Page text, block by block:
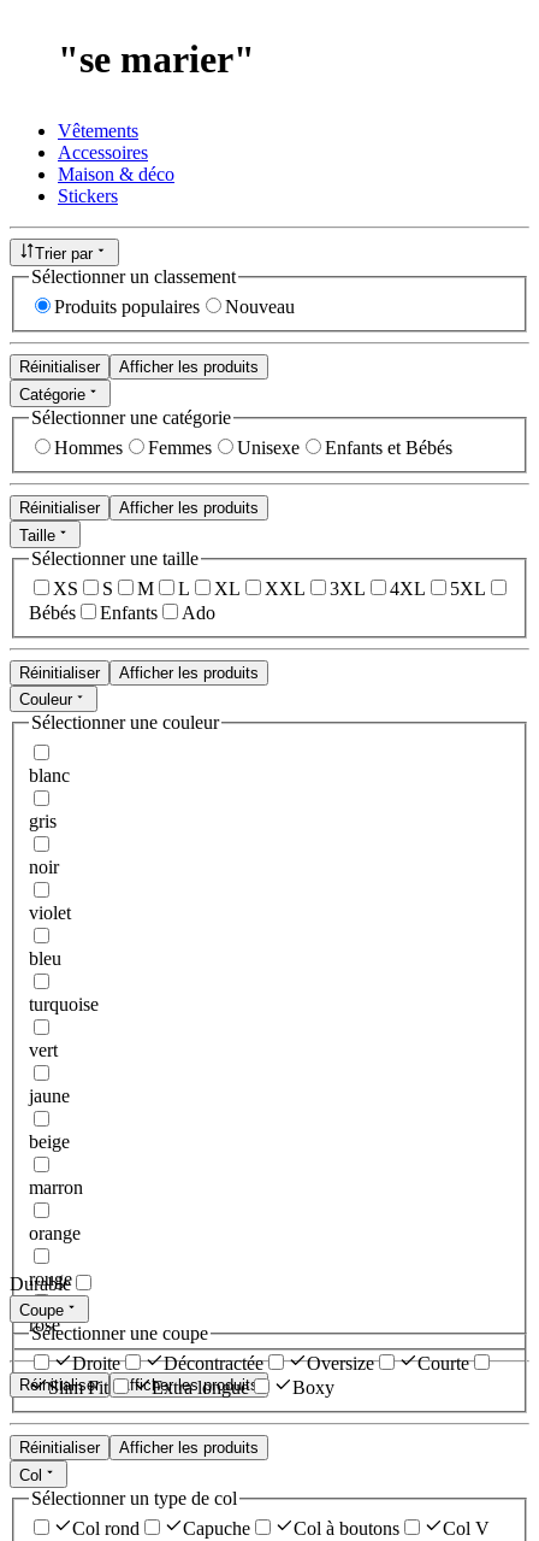
"se marier"
Vêtements
Accessoires
Maison & déco
Stickers
Trier par
Sélectionner un classement
Produits populaires
Nouveau
Réinitialiser
Afficher les produits
Catégorie
Sélectionner une catégorie
Hommes
Femmes Unisexe Enfants et Bébés
Réinitialiser
Afficher les produits
Taille
Sélectionner une taille
XS
S M L XL XXL 3XL 4XL
5XL
Bébés
Enfants Ado
Réinitialiser
Afficher les produits
Couleur
Sélectionner une couleur
blanc
gris
noir
violet
bleu
turquoise
vert
jaune
beige
marron
orange
rouge
rose
Réinitialiser Afficher les produits
Durable
Coupe
Sélectionner une coupe
Droite
Décontractée Oversize
Courte
Slim Fit
Extra longue Boxy
Réinitialiser
Afficher les produits
Col
Sélectionner un type de col
Col rond
Capuche Col à boutons Col V